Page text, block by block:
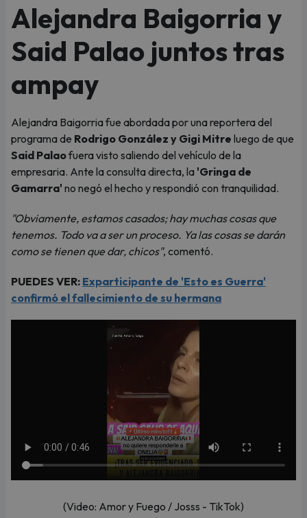
Alejandra Baigorria y
Said Palao juntos tras
ampay
Alejandra Baigorria fue abordada por una reportera del
programa de Rodrigo González y Gigi Mitre luego de que
Said Palaofuera visto saliendo del vehículo de la
empresaria. Ante la consulta directa, la 'Gringa de
Gamarra' no negó el hecho y respondió con tranquilidad.
"Obviamente, estamos casados; hay muchas cosas que
tenemos. Todo va a ser un proceso. Ya las cosas se darán
como se tienen que dar, chicos", comentó.
PUEDES VER: Exparticipante de 'Esto es Guerra'
confirmó el fallecimiento de su hermana
(Video: Amor y Fuego / Josss - TikTok)